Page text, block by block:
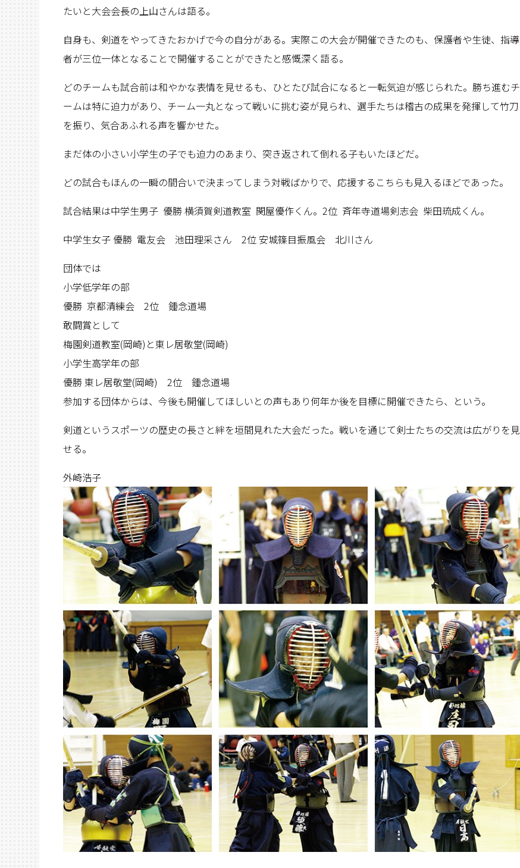
たいと大会会長の上山さんは語る。
自身も、剣道をやってきたおかげで今の自分がある。実際この大会が開催できたのも、保護者や生徒、指導
者が三位一体となることで開催することができたと感慨深く語る。
どのチームも試合前は和やかな表情を見せるも、ひとたび試合になると一転気迫が感じられた。勝ち進むチ
ームは特に迫力があり、チーム一丸となって戦いに挑む姿が見られ、選手たちは稽古の成果を発揮して竹刀
を振り、気合あふれる声を響かせた。
まだ体の小さい小学生の子でも迫力のあまり、突き返されて倒れる子もいたほどだ。
どの試合もほんの一瞬の間合いで決まってしまう対戦ばかりで、応援するこちらも見入るほどであった。
試合結果は中学生男子 優勝 横須賀剣道教室 関屋優作くん。2位 斉年寺道場剣志会 柴田琉成くん。
中学生女子 優勝 電友会 池田理采さん 2位 安城篠目振風会 北川さん
団体では
小学低学年の部
優勝 京都清練会 2位 鍾念道場
敢闘賞として
梅園剣道教室(岡崎)と東レ居敬堂(岡崎)
小学生高学年の部
優勝 東レ居敬堂(岡崎) 2位 鍾念道場
参加する団体からは、今後も開催してほしいとの声もあり何年か後を目標に開催できたら、という。
剣道というスポーツの歴史の長さと絆を垣間見れた大会だった。戦いを通じて剣士たちの交流は広がりを見
せる。
外崎浩子